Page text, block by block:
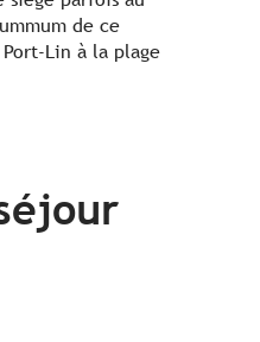
de ce
Lin à la plage